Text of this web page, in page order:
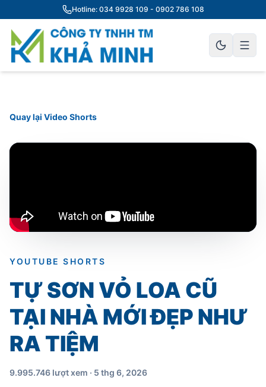
Hotline: 034 9928 109 - 0902 786 108
Quay lại Video Shorts
YOUTUBE SHORTS
TỰ SƠN VỎ LOA CŨ
TẠI NHÀ MỚI ĐẸP NHƯ
RA TIỆM
9.995.746 lượt xem · 5 thg 6, 2026